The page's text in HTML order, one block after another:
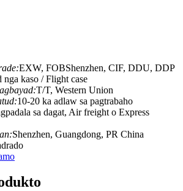
EXW, FOBShenzhen, CIF, DDU, DDP
nga kaso / Flight case
T/T, Western Union
10-20 ka adlaw sa pagtrabaho
sa dagat, Air freight o Express
Shenzhen, Guangdong, PR China